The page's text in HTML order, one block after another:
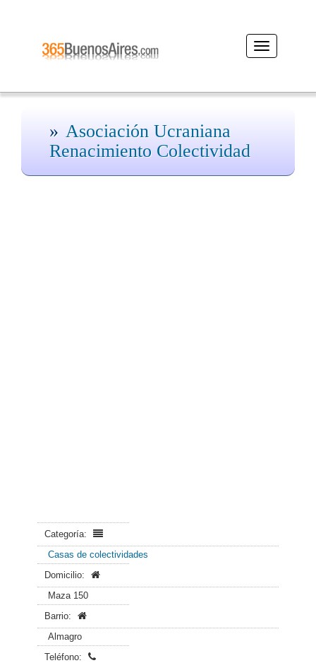
Desplegar
navegación
Asociación Ucraniana
Renacimiento Colectividad
Categoría:
Casas de colectividades
Domicilio:
Maza 150
Barrio:
Almagro
Teléfono: